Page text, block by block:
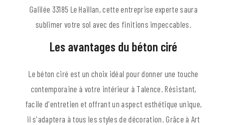
Galilée 33185 Le Haillan, cette entreprise experte saura
sublimer votre sol avec des finitions impeccables.
Les avantages du béton ciré
Le béton ciré est un choix idéal pour donner une touche
contemporaine à votre intérieur à Talence. Résistant,
facile d'entretien et offrant un aspect esthétique unique,
il s'adaptera à tous les styles de décoration. Grâce à Art